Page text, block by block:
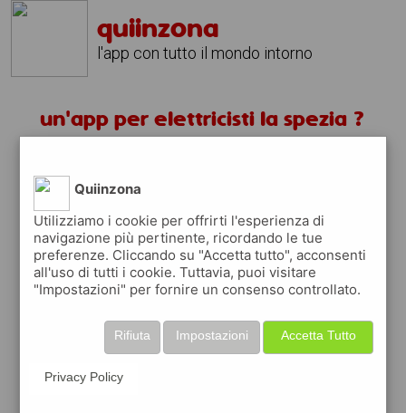
quiinzona
l'app con tutto il mondo intorno
un'app per elettricisti la spezia ?
quiinzona è una app
gratuita
che ti aiuta se cerchi 'un'app per
elettricisti la spezia ?' e che ti premia ogni
volta che la usi
raccogli punti da convertire inbuoni sconto
o gift card
per fare la spesa, fare
Quiinzona
Utilizziamo i cookie per offrirti l'esperienza di
navigazione più pertinente, ricordando le tue
preferenze. Cliccando su "Accetta tutto", acconsenti
all'uso di tutti i cookie. Tuttavia, puoi visitare
"Impostazioni" per fornire un consenso controllato.
Accetta Tutto
Impostazioni
Rifiuta
Privacy Policy